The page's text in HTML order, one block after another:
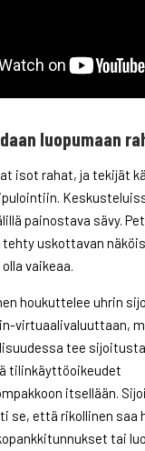
luopumaan
isot rahat, ja tekijät
painostava sävy.
uskottavan
vaikeaa.
houkuttelee uhrin
virtuaalivaluuttaan,
tee
tilinkäyttöoikeudet
itsellään.
se, että rikollinen saa
tai